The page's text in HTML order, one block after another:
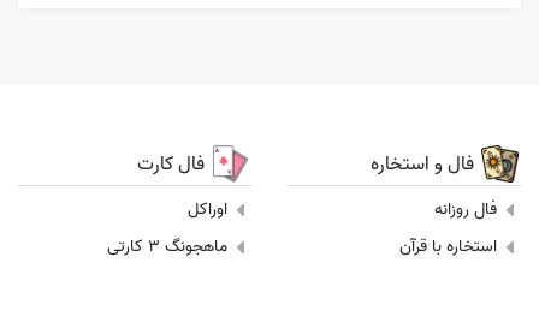
فال و استخاره
فال روزانه
استخاره با قرآن
فال کارت
اوراکل
ماهجونگ 3 کارتی